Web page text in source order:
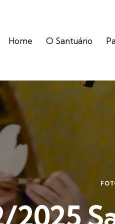
Home O Santuário
2025